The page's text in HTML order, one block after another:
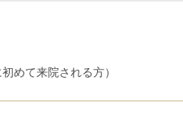
めて来院される方）